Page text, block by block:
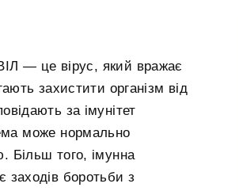
— це вірус, який вражає
захистити організм від
за імунітет
може нормально
Більш того, імунна
заходів боротьби з